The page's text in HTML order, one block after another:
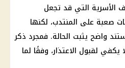
الأسرية التي قد تجعل
صعبة على المنتدب، لكنها
واضح يثبت الحالة. فمجرد ذكر
لقبول الاعتذار، وفقًا لما